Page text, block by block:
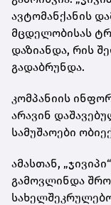
ავტომანქანის
მცდელობისას
დაზიანდა, რის
გადაბრუნდა.
კომპანიის
არავინ
სამუშაოები
ამასთან,
გამოვლინდა